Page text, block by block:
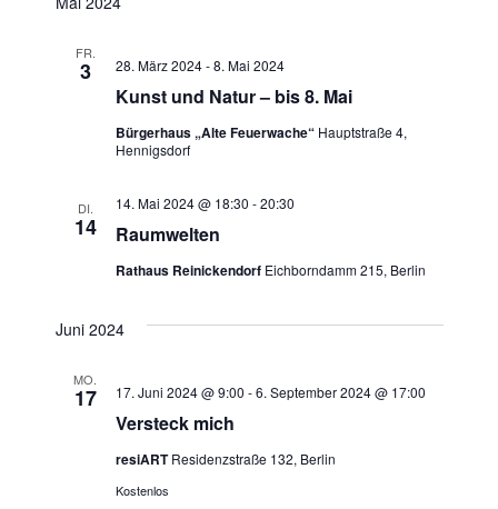
n
a
l
u
u
FR.
3
Kunst und Natur – bis 8. Mai
28. März 2024-8. Mai 2024
Bürgerhaus „Alte Feuerwache“ Hauptstraße 4,
Hennigsdorf
DI.
14 Raumwelten
14. Mai 2024 @ 18:30 -20:30
Rathaus Reinickendorf Eichborndamm 215, Berlin
Juni 2024
MO.
17
Versteck mich
17. Juni 2024 @ 9:00 -6. September 2024 @ 17:00
resiARTResidenzstraße 132, Berlin
Kostenlos